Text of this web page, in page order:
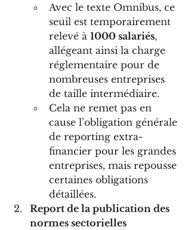
Avec le texte Omnibus, ce
seuil est temporairement
relevé à 1000 salariés,
allégeant ainsi la charge
réglementaire pour de
nombreuses entreprises
de taille intermédiaire.
Cela ne remet pas en
cause l’obligation générale
de reporting extra-
financier pour les grandes
entreprises, mais repousse
certaines obligations
détaillées.
Report de la publication des
normes sectorielles